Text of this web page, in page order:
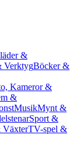
&
VerktygBöcker &
Kameror &
&
MusikMynt &
Sport &
VäxterTV-spel &